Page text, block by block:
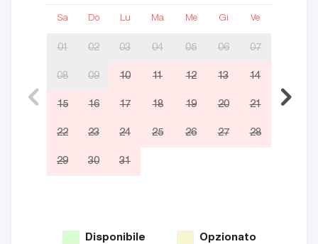
Sa Do Lu Ma Me Gi Ve
01 02 03 04 05 06 07
08 09 10 11 12 13 14
15 16 17 18 19 20 21
22 23 24 25 26 27 28
29 30 31
Disponibile Opzionato